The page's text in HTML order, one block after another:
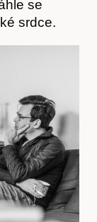
se
srdce.